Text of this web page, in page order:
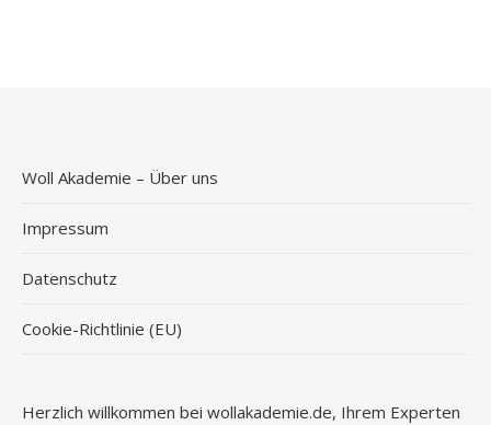
Woll Akademie – Über uns
Impressum
Datenschutz
Cookie-Richtlinie (EU)
Herzlich willkommen bei wollakademie.de, Ihrem Experten